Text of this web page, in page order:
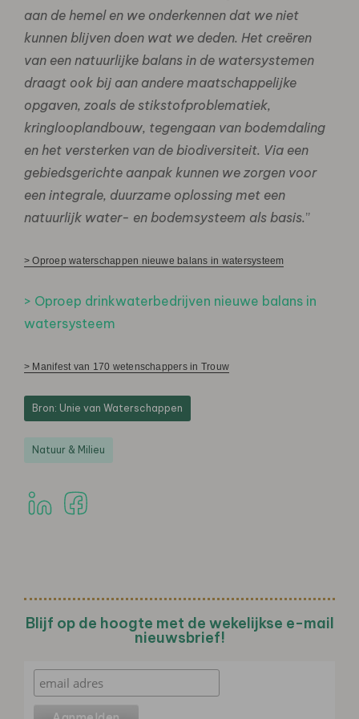
aan de hemel en we onderkennen dat we niet
kunnen blijven doen wat we deden. Het creëren
van een natuurlijke balans in de watersystemen
draagt ook bij aan andere maatschappelijke
opgaven, zoals de stikstofproblematiek,
kringlooplandbouw, tegengaan van bodemdaling
en het versterken van de biodiversiteit. Via een
gebiedsgerichte aanpak kunnen we zorgen voor
een integrale, duurzame oplossing met een
natuurlijk water- en bodemsysteem als basis.”
> Oproep waterschappen nieuwe balans in watersysteem
> Oproep drinkwaterbedrijven nieuwe balans in
watersysteem
> Manifest van 170 wetenschappers in Trouw
Bron: Unie van Waterschappen
Natuur & Milieu
Blijf op de hoogte met de wekelijkse e-mail
nieuwsbrief!